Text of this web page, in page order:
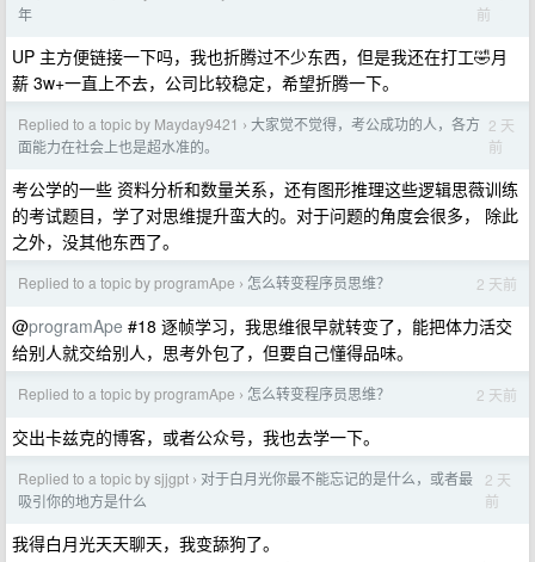
年
前
UP 主方便链接一下吗，我也折腾过不少东西，但是我还在打工🤣月
薪 3w+一直上不去，公司比较稳定，希望折腾一下。
Replied to a topic by Mayday9421 › 大家觉不觉得，考公成功的人，各方
面能力在社会上也是超水准的。
2 天
前
考公学的一些 资料分析和数量关系，还有图形推理这些逻辑思薇训练
的考试题目，学了对思维提升蛮大的。对于问题的角度会很多， 除此
之外，没其他东西了。
Replied to a topic by programApe › 怎么转变程序员思维？ 2 天前
@programApe #18 逐帧学习，我思维很早就转变了，能把体力活交
给别人就交给别人，思考外包了，但要自己懂得品味。
Replied to a topic by programApe › 怎么转变程序员思维？ 2 天前
交出卡兹克的博客，或者公众号，我也去学一下。
Replied to a topic by sjjgpt › 对于白月光你最不能忘记的是什么，或者最
吸引你的地方是什么
2 天
前
我得白月光天天聊天，我变舔狗了。